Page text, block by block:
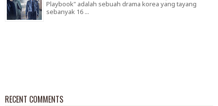
Playbook" adalah sebuah drama korea yang tayang
sebanyak 16 ...
RECENT COMMENTS